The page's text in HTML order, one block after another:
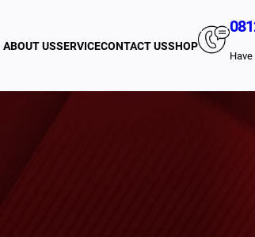
ABOUT USSERVICECONTACT USSHOP
Have